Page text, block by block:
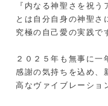
『内なる神聖さを祝
とは自分自身の神聖さ
究極の自己愛の実践で
２０２５年も無事に一
感謝の気持ちを込め、
高なヴァイブレーショ